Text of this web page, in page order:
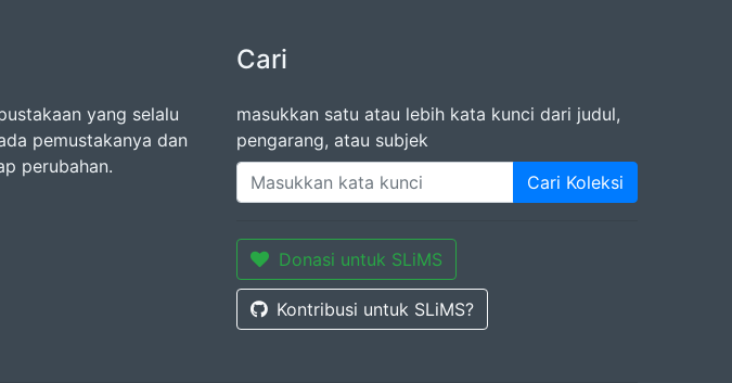
yang selalu
pemustakanya dan
perubahan.
Cari
masukkan satu atau lebih kata kunci dari judul,
pengarang, atau subjek
Cari Koleksi
Donasi untuk SLiMS
Kontribusi untuk SLiMS?